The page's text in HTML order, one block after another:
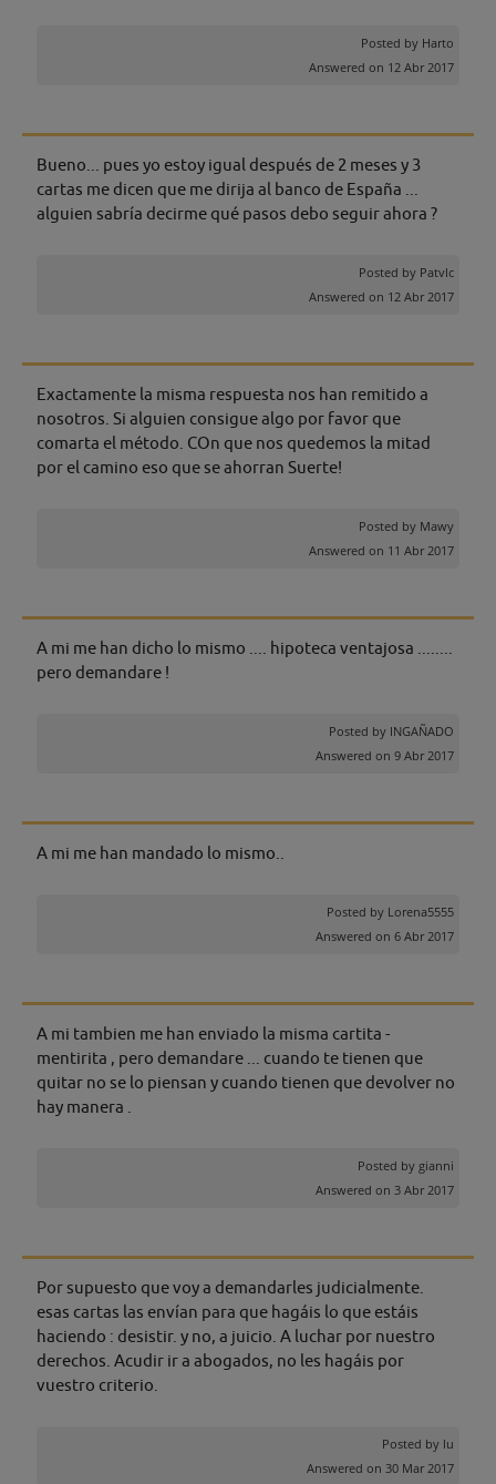
Posted by Harto
Answered on 12 Abr 2017
Bueno... pues yo estoy igual después de 2 meses y 3
cartas me dicen que me dirija al banco de España ...
alguien sabría decirme qué pasos debo seguir ahora ?
Posted by Patvlc
Answered on 12 Abr 2017
Exactamente la misma respuesta nos han remitido a
nosotros. Si alguien consigue algo por favor que
comarta el método. COn que nos quedemos la mitad
por el camino eso que se ahorran Suerte!
Posted by Mawy
Answered on 11 Abr 2017
A mi me han dicho lo mismo .... hipoteca ventajosa ........
pero demandare !
Posted by INGAÑADO
Answered on 9 Abr 2017
A mi me han mandado lo mismo..
Posted by Lorena5555
Answered on 6 Abr 2017
A mi tambien me han enviado la misma cartita -
mentirita , pero demandare ... cuando te tienen que
quitar no se lo piensan y cuando tienen que devolver no
hay manera .
Posted by gianni
Answered on 3 Abr 2017
Por supuesto que voy a demandarles judicialmente.
esas cartas las envían para que hagáis lo que estáis
haciendo : desistir. y no, a juicio. A luchar por nuestro
derechos. Acudir ir a abogados, no les hagáis por
vuestro criterio.
Posted by lu
Answered on 30 Mar 2017